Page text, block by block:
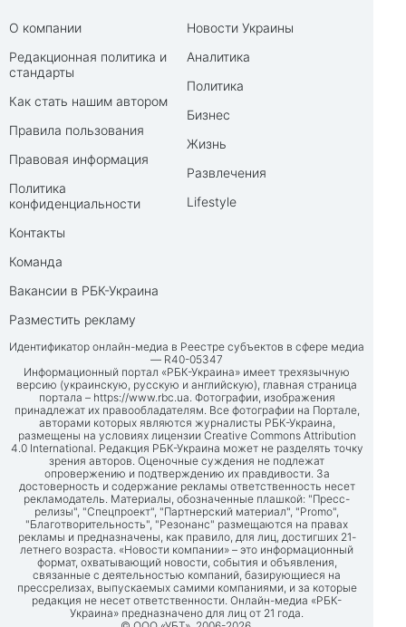
О компании
Редакционная политика и
стандарты
Как стать нашим автором
Правила пользования
Правовая информация
Политика
конфиденциальности
Контакты
Команда
Вакансии в РБК-Украина
Разместить рекламу
Новости Украины
Аналитика
Политика
Бизнес
Жизнь
Развлечения
Lifestyle
Идентификатор онлайн-медиа в Реестре субъектов в сфере медиа
— R40-05347
Информационный портал «РБК-Украина» имеет трехязычную
версию (украинскую, русскую и английскую), главная страница
портала – https://www.rbc.ua. Фотографии, изображения
принадлежат их правообладателям. Все фотографии на Портале,
авторами которых являются журналисты РБК-Украина,
размещены на условиях лицензии Creative Commons Attribution
4.0 International. Редакция РБК-Украина может не разделять точку
зрения авторов. Оценочные суждения не подлежат
опровержению и подтверждению их правдивости. За
достоверность и содержание рекламы ответственность несет
рекламодатель. Материалы, обозначенные плашкой: "Пресс-
релизы", "Спецпроект", "Партнерский материал", "Promo",
"Благотворительность", "Резонанс" размещаются на правах
рекламы и предназначены, как правило, для лиц, достигших 21-
летнего возраста. «Новости компании» – это информационный
формат, охватывающий новости, события и объявления,
связанные с деятельностью компаний, базирующиеся на
прессрелизах, выпускаемых самими компаниями, и за которые
редакция не несет ответственности. Онлайн-медиа «РБК-
Украина» предназначено для лиц от 21 года.